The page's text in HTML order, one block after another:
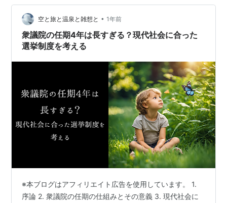
理由、さらにはそのメリット・デメリットまでを詳しく
解説します。 🏛️ 衆議院と参議院の基本的な役割と構成
まずは両議院の基本的な構造と役割を確認しましょう。
以下の表にその主な違いをまとめました。…
空と旅と温泉と雑想と • 1年前
衆議院の任期4年は長すぎる？現代社会に合った
選挙制度を考える
※本ブログはアフィリエイト広告を使用しています。 1.
序論 2. 衆議院の任期の仕組みとその意義 3. 現代社会に